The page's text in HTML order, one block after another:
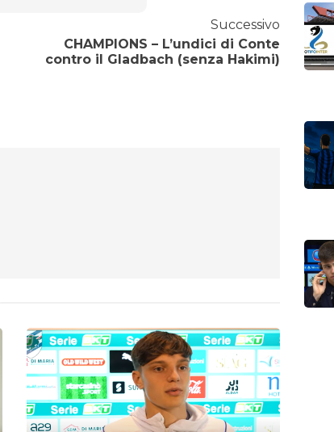
Successivo
CHAMPIONS – L’undici di Conte
contro il Gladbach (senza Hakimi)